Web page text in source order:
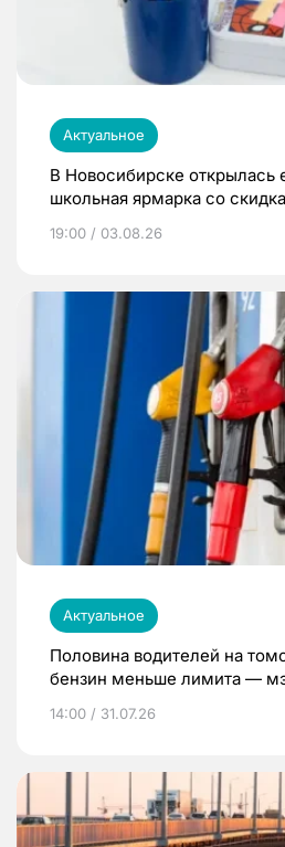
Актуальное
В Новосибирске открылась
школьная ярмарка со
19:00 / 03.08.26
Актуальное
Половина водителей на
бензин меньше лимита —
14:00 / 31.07.26